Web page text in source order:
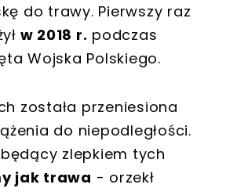
do trawy. Pierwszy raz
w 2018 r. podczas
Wojska Polskiego.
została przeniesiona
do niepodległości.
zlepkiem tych
jak trawa - orzekł